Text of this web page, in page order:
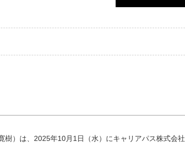
）は、2025年10月1日（水）にキャリアパス株式会社